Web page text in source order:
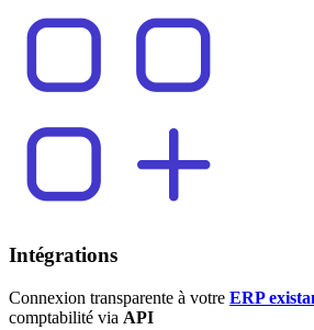
Intégrations
Connexion transparente à votre ERP
comptabilité via API